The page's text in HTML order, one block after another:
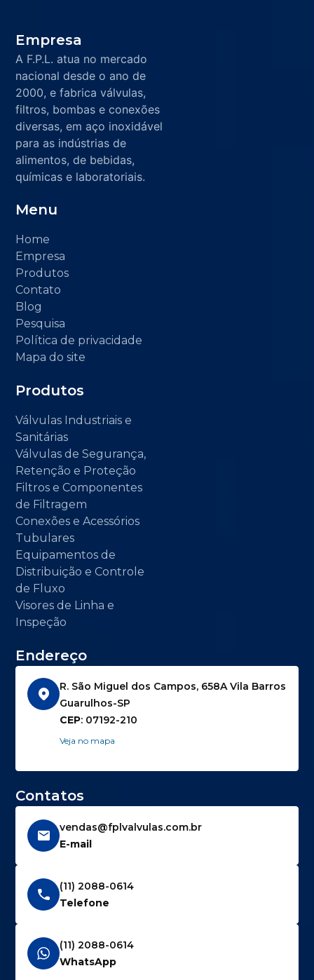
Empresa
A F.P.L. atua no mercado
nacional desde o ano de
2000, e fabrica válvulas,
filtros, bombas e conexões
diversas, em aço inoxidável
para as indústrias de
alimentos, de bebidas,
químicas e laboratoriais.
Menu
Home
Empresa
Produtos
Contato
Blog
Pesquisa
Política de privacidade
Mapa do site
Produtos
Válvulas Industriais e
Sanitárias
Válvulas de Segurança,
Retenção e Proteção
Filtros e Componentes
de Filtragem
Conexões e Acessórios
Tubulares
Equipamentos de
Distribuição e Controle
de Fluxo
Visores de Linha e
Inspeção
Endereço
R. São Miguel dos Campos, 658A Vila Barros
Guarulhos-SP
CEP: 07192-210
Veja no mapa
Contatos
vendas@fplvalvulas.com.br
E-mail
(11) 2088-0614
Telefone
(11) 2088-0614
WhatsApp